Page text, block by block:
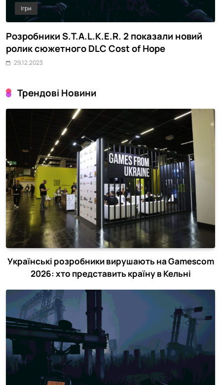
Ігри
Розробники S.T.A.L.K.E.R. 2 показали новий
ролик сюжетного DLC Cost of Hope
29.12.2023
Трендові Новини
Українські розробники вирушають на Gamescom
2026: хто представить країну в Кельні